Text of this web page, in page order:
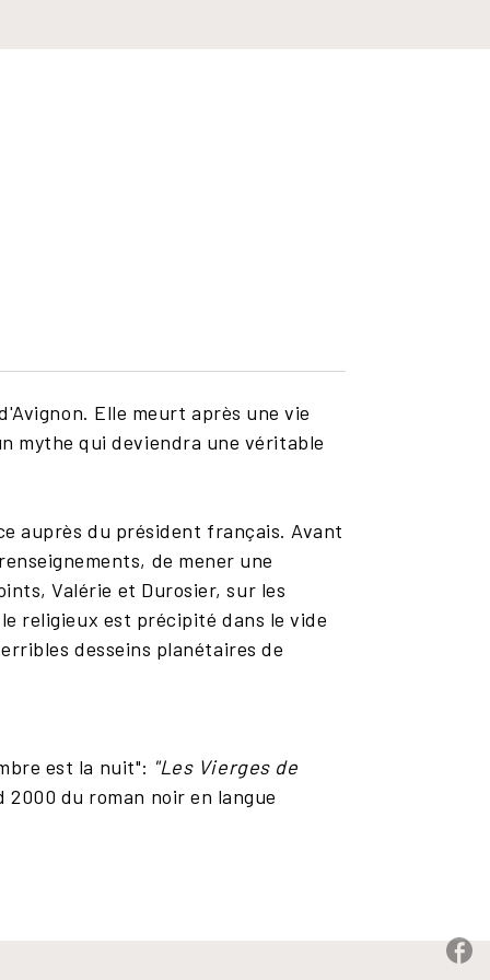
Elle meurt après une vie
mythe qui deviendra une véritable
auprès du président français. Avant
de mener une
Valérie et Durosier, sur les
religieux est précipité dans le vide
desseins planétaires de
est la nuit": "Les Vierges de
du roman noir en langue